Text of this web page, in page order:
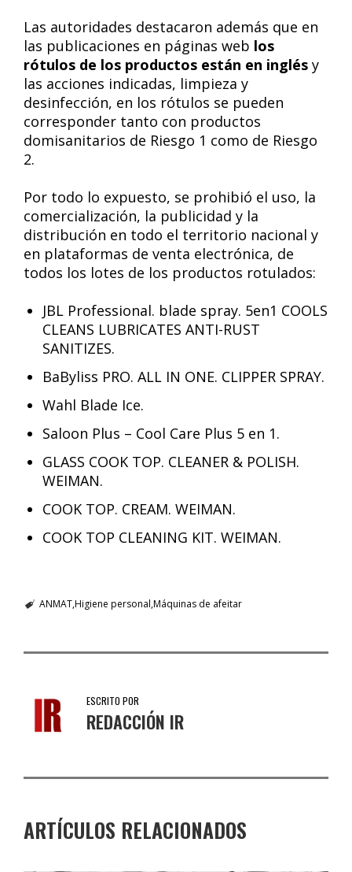
Las autoridades destacaron además que en
las publicaciones en páginas web los
rótulos de los productos están en inglés y
las acciones indicadas, limpieza y
desinfección, en los rótulos se pueden
corresponder tanto con productos
domisanitarios de Riesgo 1 como de Riesgo
2.
Por todo lo expuesto, se prohibió el uso, la
comercialización, la publicidad y la
distribución en todo el territorio nacional y
en plataformas de venta electrónica, de
todos los lotes de los productos rotulados:
JBL Professional. blade spray. 5en1 COOLS
CLEANS LUBRICATES ANTI-RUST
SANITIZES.
BaByliss PRO. ALL IN ONE. CLIPPER SPRAY.
Wahl Blade Ice.
Saloon Plus – Cool Care Plus 5 en 1.
GLASS COOK TOP. CLEANER & POLISH.
WEIMAN.
COOK TOP. CREAM. WEIMAN.
COOK TOP CLEANING KIT. WEIMAN.
ANMATHigiene personal Máquinas de afeitar
ESCRITO POR
REDACCIÓN IR
ARTÍCULOS RELACIONADOS